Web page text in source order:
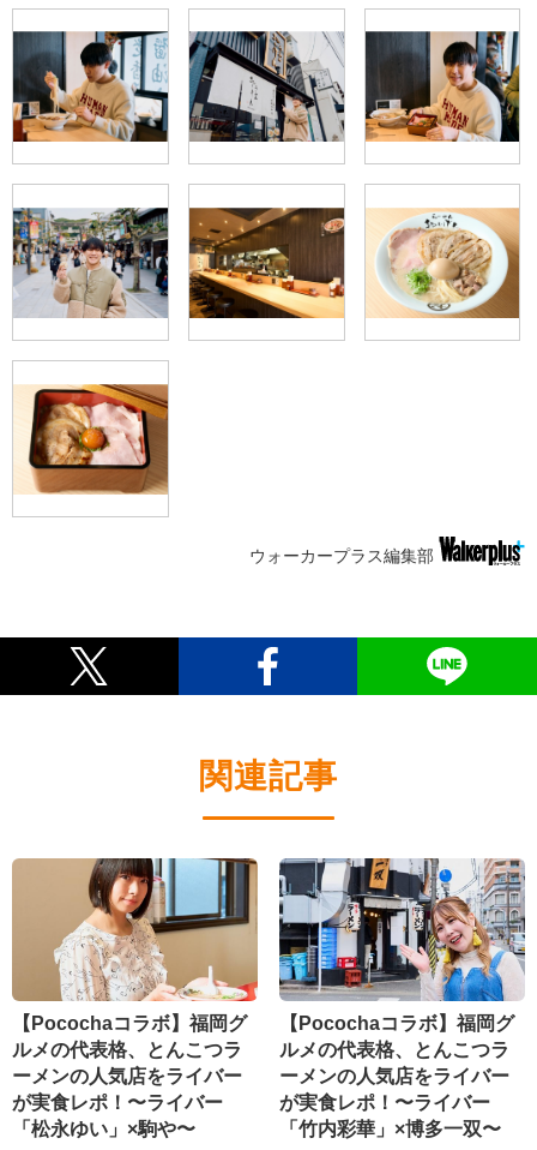
ウォーカープラス編集部
関連記事
【Pocochaコラボ】福岡グ
ルメの代表格、とんこつラ
ーメンの人気店をライバー
が実食レポ！〜ライバー
「松永ゆい」×駒や〜
【Pocochaコラボ】福岡グ
ルメの代表格、とんこつラ
ーメンの人気店をライバー
が実食レポ！〜ライバー
「竹内彩華」×博多一双〜